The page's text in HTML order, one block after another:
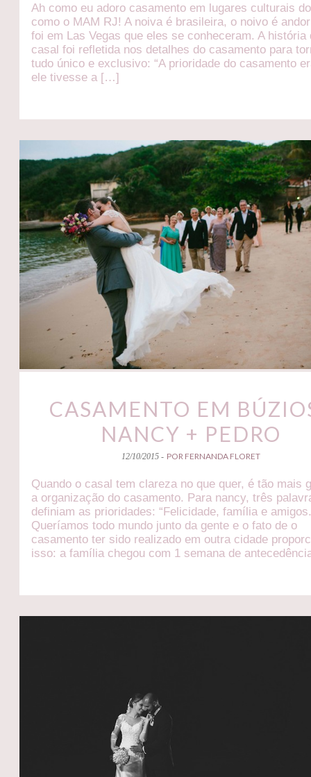
Ah como eu adoro casamento em lugares culturais
como o MAM RJ! A noiva é brasileira, o noivo é
foi em Las Vegas que eles se conheceram. A história
casal foi refletida nos detalhes do casamento para
tudo único e exclusivo: “A prioridade do casamento
ele tivesse a […]
CASAMENTO EM
NANCY + PEDRO
12/10/2015 - POR FERNANDA FLORET
Quando o casal tem clareza no que quer, é tão mais
a organização do casamento. Para nancy, três
definiam as prioridades: “Felicidade, família e
Queríamos todo mundo junto da gente e o fato de o
casamento ter sido realizado em outra cidade
isso: a família chegou com 1 semana de